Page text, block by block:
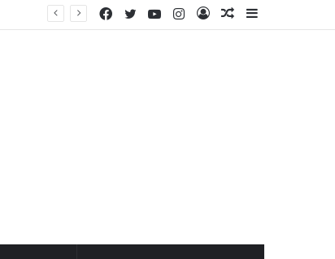
Sidebar
Random
Log
Instagram
YouTube
Twitter
Facebook